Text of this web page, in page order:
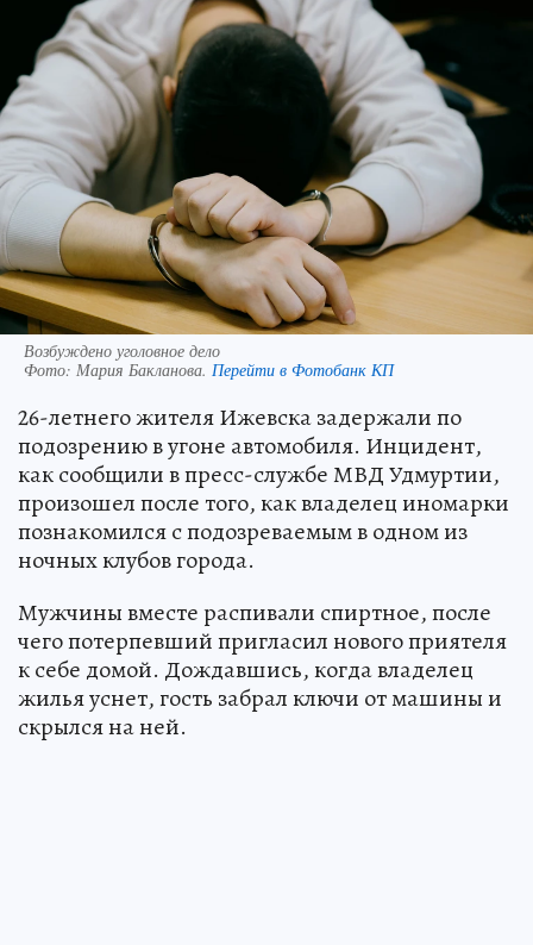
Возбуждено уголовное дело
Фото: Мария Бакланова. Перейти в Фотобанк КП
26-летнего жителя Ижевска задержали по
подозрению в угоне автомобиля. Инцидент,
как сообщили в пресс-службе МВД Удмуртии,
произошел после того, как владелец иномарки
познакомился с подозреваемым в одном из
ночных клубов города.
Мужчины вместе распивали спиртное, после
чего потерпевший пригласил нового приятеля
к себе домой. Дождавшись, когда владелец
жилья уснет, гость забрал ключи от машины и
скрылся на ней.